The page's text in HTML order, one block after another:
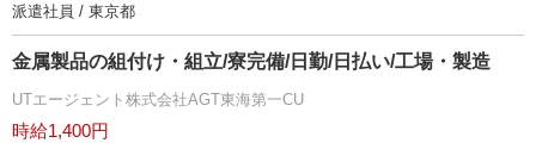
派遣社員 / 東京都
金属製品の組付け・組立/寮完備/日勤/日払い/工場・製造
UTエージェント株式会社AGT東海第一CU
時給1,400円